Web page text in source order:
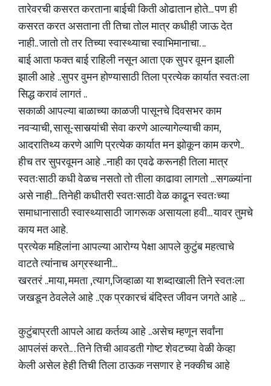
तारेवरची कसरत करताना बाईची किती ओढातान होते... पण ही
कसरत करत असताना ती तिचा तोल मात्र कधीही जाऊ देत
नाही.. जातो तो तर तिच्या स्वास्थ्याचा स्वाभिमानाचा. ..
बाई आता फक्त बाई राहिली नसून आता एक सुपर वूमन झाली
झाली आहे ..सुपर वुमन होण्यासाठी तिला प्रत्येक कार्यात स्वतःला
सिद्ध करावं लागतं ..
सकाळी आपल्या बाळाच्या काळजी पासूनचे दिवसभर काम
नवऱ्याची, सासू-सासर्‍यांची सेवा करणे आल्यागेल्याची काम,
आदरातिथ्य करणे आणि प्रत्येक कार्यात मन झोकून काम करणे..
हीच तर सुपरवूमन आहे ..नाही का एवढे करूनही तिला मात्र
स्वतःसाठी कधी वेळच नसतो तो तीला काढावा लागतो ...सगळ्यांना
असे नाही... तिनेही कधीतरी स्वतःसाठी वेळ काढून स्वतःच्या
समाधानासाठी स्वास्थ्यासाठी जागरूक असायला हवी... यावर तुमचे
काय मत आहे.
प्रत्येक महिलांना आपल्या आरोग्य पेक्षा आपले कुटुंब महत्वाचे
वाटते त्यांनाच अग्रस्थानी...
खरतरं ..माया, ममता ,त्याग,जिव्हाळा या शब्दाखाली तिने स्वतःला
जखडून ठेवलेले आहे ..एक प्रकारचं बंदिस्त जीवन जगते आहे ...
कुटुंबाप्रती आपले आद्य कर्तव्य आहे ..असेच म्हणून सर्वांना
आपलंसं करते.. . तिने तिची आवडती गोष्ट शेवटच्या वेळी केव्हा
केली असेल हेही तिची तिला ठाऊक नसणार हे नक्कीच आहे